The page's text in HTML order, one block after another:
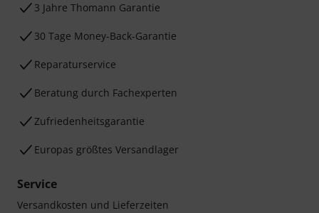
3 Jahre Thomann Garantie
30 Tage Money-Back-Garantie
Reparaturservice
Beratung durch Fachexperten
Zufriedenheitsgarantie
Europas größtes Versandlager
Service
Versandkosten und Lieferzeiten